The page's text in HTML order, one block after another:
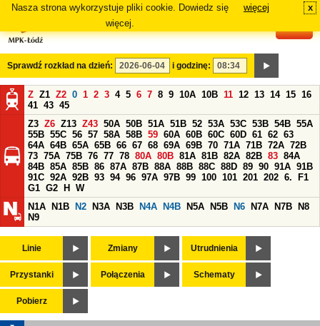
Nasza strona wykorzystuje pliki cookie. Dowiedz się
więcej.
więcej x
Sprawdź rozkład na dzień: i godzinę:
Z Z1 Z2 0 1 2 3 4 5 6 7 8 9 10A 10B 11 12 13 14 15 16
41 43 45
Z3 Z6 Z13 Z43 50A 50B 51A 51B 52 53A 53C 53B 54B 55A
55B 55C 56 57 58A 58B 59 60A 60B 60C 60D 61 62 63
64A 64B 65A 65B 66 67 68 69A 69B 70 71A 71B 72A 72B
73 75A 75B 76 77 78 80A 80B 81A 81B 82A 82B 83 84A
84B 85A 85B 86 87A 87B 88A 88B 88C 88D 89 90 91A 91B
91C 92A 92B 93 94 96 97A 97B 99 100 101 201 202 6.
F1
G1 G2 H
W
N1A
N1B N2 N3A N3B N4A N4B N5A N5B N6 N7A N7B
N8
N9
Linie Zmiany Utrudnienia
Przystanki Połączenia Schematy
Pobierz